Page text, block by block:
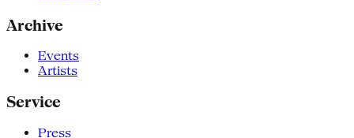
Archive
Events
Artists
Service
Press